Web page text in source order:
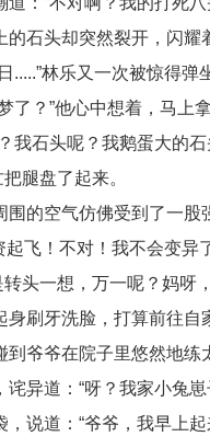
的石头却突然裂开，闪耀
.....”林乐又一次被惊得
了？”他心中想着，马上
我石头呢？我鹅蛋大的
腿盘了起来。
围的空气仿佛受到了一股
起飞！不对！我不会变异
头一想，万一呢？妈呀
身刷牙洗脸，打算前往自
到爷爷在院子里悠然地练
诧异道：“呀？我家小兔
，说道：“爷爷，我早上